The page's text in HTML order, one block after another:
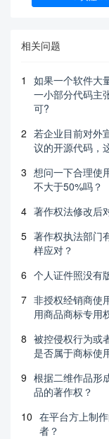
相关问题
1
如果一个软件大
一小部分代码主
可?
2 若企业目前对外
议的开源代码，
3 想问一下合理使
不大于50%吗？
4 著作权法修改后
5 著作权执法部门
样应对？
6 个人证件照没有
7 非授权经销商使
用商品商标专用
8 被控侵权行为或
是否属于商标使
9 根据二维作品形
品的著作权？
10 在平台方上制
者？